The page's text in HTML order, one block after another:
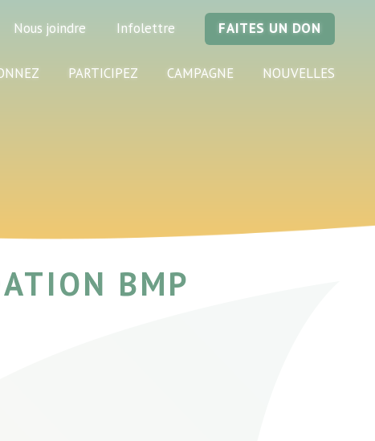
Nous joindre Infolettre FAITES UN DON
PARTICIPEZ CAMPAGNE NOUVELLES
BMP